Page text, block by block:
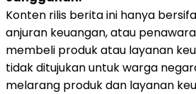
Konten rilis berita ini hanya
anjuran keuangan, atau
membeli produk atau layanan
tidak ditujukan untuk warga
melarang produk dan layanan